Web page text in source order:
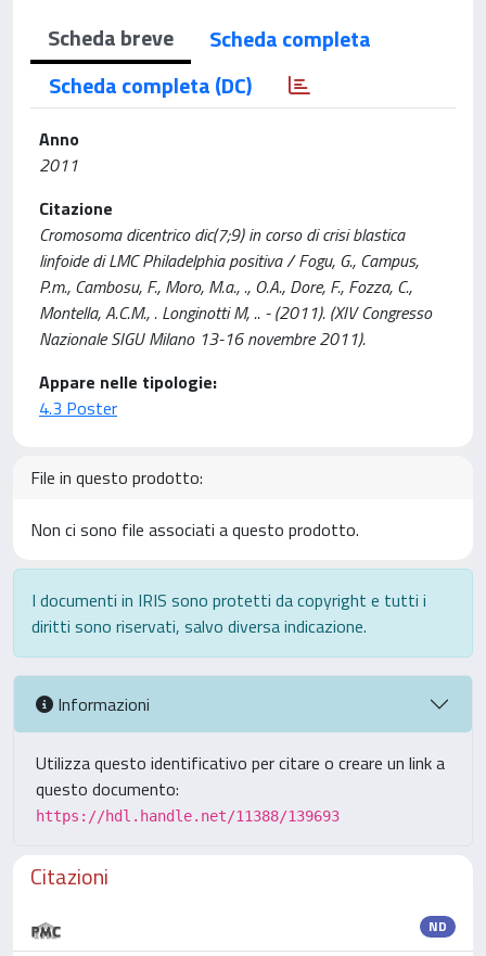
Scheda breve
Scheda completa
Scheda completa (DC)
Anno
2011
Citazione
Cromosoma dicentrico dic(7;9) in corso di crisi blastica
linfoide di LMC Philadelphia positiva / Fogu, G., Campus,
P.m., Cambosu, F., Moro, M.a., ., O.A., Dore, F., Fozza, C.,
Montella, A.C.M., . Longinotti M, .. - (2011). (XIV Congresso
Nazionale SIGU Milano 13-16 novembre 2011).
Appare nelle tipologie:
4.3 Poster
File in questo prodotto:
Non ci sono file associati a questo prodotto.
I documenti in IRIS sono protetti da copyright e tutti i
diritti sono riservati, salvo diversa indicazione.
Informazioni
Utilizza questo identificativo per citare o creare un link a
questo documento:
https://hdl.handle.net/11388/139693
Citazioni
ND